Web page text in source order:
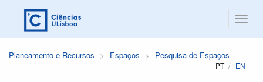
Planeamento e Recursos Espaços Pesquisa de Espaços
PT EN